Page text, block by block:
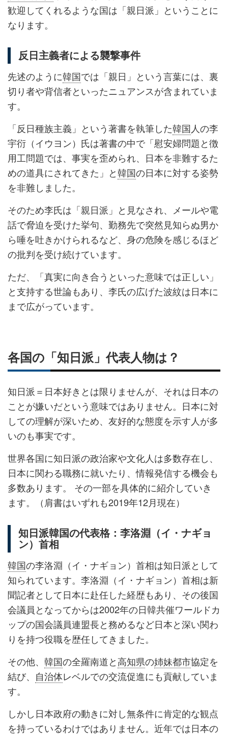
歓迎してくれるような国は「親日派」ということに
なります。
反日主義者による襲撃事件
先述のように韓国では「親日」という言葉には、裏
切り者や背信者といったニュアンスが含まれていま
す。
「反日種族主義」という著書を執筆した韓国人の李
宇衍（イウヨン）氏は著書の中で「慰安婦問題と徴
用工問題では、事実を歪められ、日本を非難するた
めの道具にされてきた」と韓国の日本に対する姿勢
を非難しました。
そのため李氏は「親日派」と見なされ、メールや電
話で脅迫を受けた挙句、勤務先で突然見知らぬ男か
ら唾を吐きかけられるなど、身の危険を感じるほど
の批判を受け続けています。
ただ、「真実に向き合うといった意味では正しい」
と支持する世論もあり、李氏の広げた波紋は日本に
まで広がっています。
各国の「知日派」代表人物は？
知日派＝日本好きとは限りませんが、それは日本の
ことが嫌いだという意味ではありません。日本に対
しての理解が深いため、友好的な態度を示す人が多
いのも事実です。
世界各国に知日派の政治家や文化人は多数存在し、
日本に関わる職務に就いたり、情報発信する機会も
多数あります。 その一部を具体的に紹介していき
ます。（肩書はいずれも2019年12月現在）
知日派韓国の代表格：李洛淵（イ・ナギョ
ン）首相
韓国の李洛淵（イ・ナギョン）首相は知日派として
知られています。李洛淵（イ・ナギョン）首相は新
聞記者として日本に赴任した経歴もあり、その後国
会議員となってからは2002年の日韓共催ワールドカ
ップの国会議員連盟長と務めるなど日本と深い関わ
りを持つ役職を歴任してきました。
その他、 韓国の全羅南道と高知県の姉妹都市協定を
結び、 自治体レベルでの交流促進にも貢献していま
す。
しかし日本政府の動きに対し無条件に肯定的な観点
を持っているわけではありません。近年では日本の